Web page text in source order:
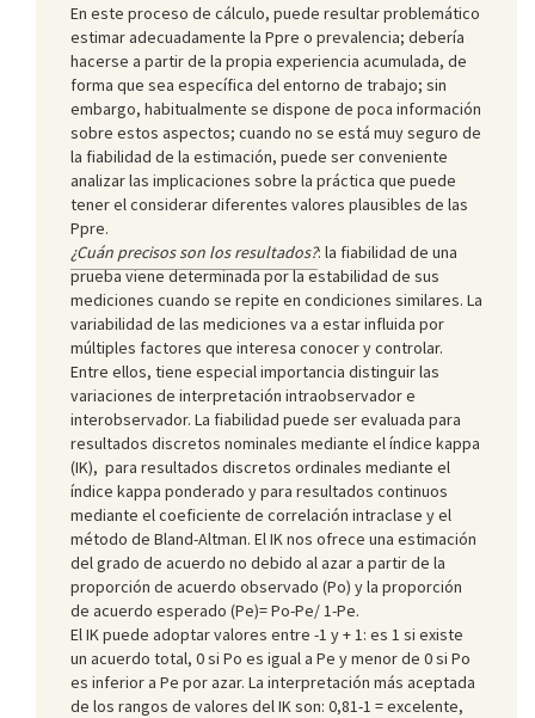
En este proceso de cálculo, puede resultar problemático
estimar adecuadamente la Ppre o prevalencia; debería
hacerse a partir de la propia experiencia acumulada, de
forma que sea específica del entorno de trabajo; sin
embargo, habitualmente se dispone de poca información
sobre estos aspectos; cuando no se está muy seguro de
la fiabilidad de la estimación, puede ser conveniente
analizar las implicaciones sobre la práctica que puede
tener el considerar diferentes valores plausibles de las
Ppre.
¿Cuán precisos son los resultados?: la fiabilidad de una
prueba viene determinada por la estabilidad de sus
mediciones cuando se repite en condiciones similares. La
variabilidad de las mediciones va a estar influida por
múltiples factores que interesa conocer y controlar.
Entre ellos, tiene especial importancia distinguir las
variaciones de interpretación intraobservador e
interobservador. La fiabilidad puede ser evaluada para
resultados discretos nominales mediante el índice kappa
(IK), para resultados discretos ordinales mediante el
índice kappa ponderado y para resultados continuos
mediante el coeficiente de correlación intraclase y el
método de Bland-Altman. El IK nos ofrece una estimación
del grado de acuerdo no debido al azar a partir de la
proporción de acuerdo observado (Po) y la proporción
de acuerdo esperado (Pe)= Po-Pe/ 1-Pe.
El IK puede adoptar valores entre -1 y + 1: es 1 si existe
un acuerdo total, 0 si Po es igual a Pe y menor de 0 si Po
es inferior a Pe por azar. La interpretación más aceptada
de los rangos de valores del IK son: 0,81-1 = excelente,